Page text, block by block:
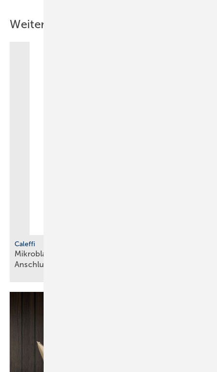
Weitere Inhalte
Caleffi
Mikr oblasen-Schlamm­abscheider in neuen
Anschlussgrößen